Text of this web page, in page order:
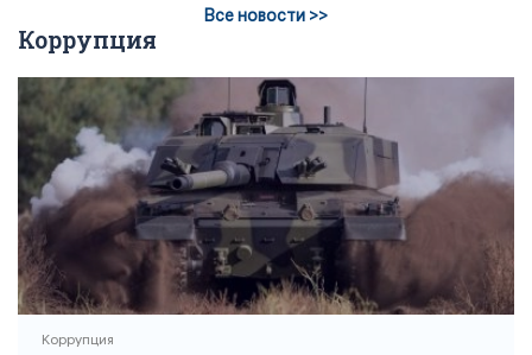
Все новости >>
Коррупция
Коррупция